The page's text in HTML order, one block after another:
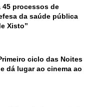
45 processos de
da saúde pública
Xisto”
ciclo das Noites
dá lugar ao cinema ao